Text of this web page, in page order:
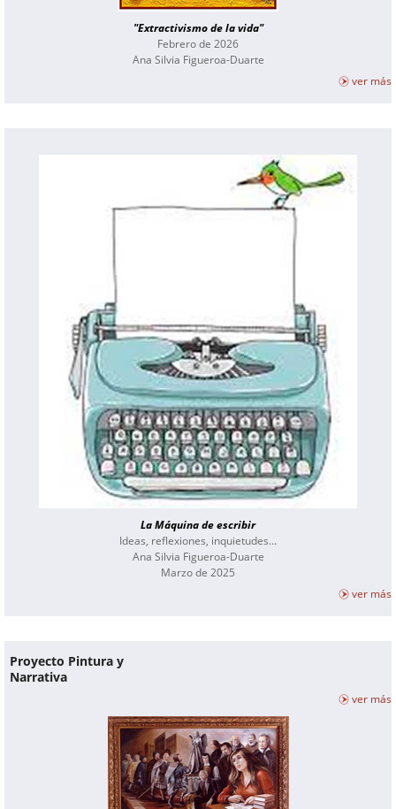
"Extractivismo de la vida"
Febrero de 2026
Ana Silvia Figueroa-Duarte
ver más
La Máquina de escribir
Ideas, reflexiones, inquietudes…
Ana Silvia Figueroa-Duarte
Marzo de 2025
ver más
Proyecto Pintura y
Narrativa
ver más